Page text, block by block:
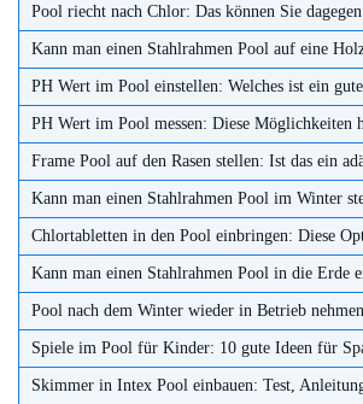
Pool riecht nach Chlor: Das können Sie dagegen
Kann man einen Stahlrahmen Pool auf eine
PH Wert im Pool einstellen: Welches ist ein
PH Wert im Pool messen: Diese Möglichkeiten
Frame Pool auf den Rasen stellen: Ist das ein
Kann man einen Stahlrahmen Pool im Winter
Chlortabletten in den Pool einbringen: Diese
Kann man einen Stahlrahmen Pool in die Erde
Pool nach dem Winter wieder in Betrieb
Spiele im Pool für Kinder: 10 gute Ideen für
Skimmer in Intex Pool einbauen: Test,